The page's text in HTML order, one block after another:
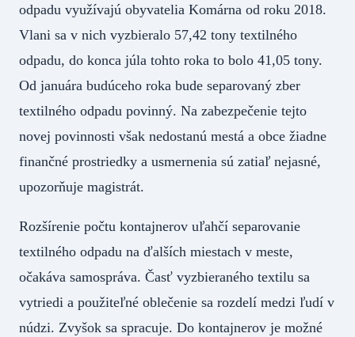
odpadu využívajú obyvatelia Komárna od roku 2018.
Vlani sa v nich vyzbieralo 57,42 tony textilného
odpadu, do konca júla tohto roka to bolo 41,05 tony.
Od januára budúceho roka bude separovaný zber
textilného odpadu povinný. Na zabezpečenie tejto
novej povinnosti však nedostanú mestá a obce žiadne
finančné prostriedky a usmernenia sú zatiaľ nejasné,
upozorňuje magistrát.
Rozšírenie počtu kontajnerov uľahčí separovanie
textilného odpadu na ďalších miestach v meste,
očakáva samospráva. Časť vyzbieraného textilu sa
vytriedi a použiteľné oblečenie sa rozdelí medzi ľudí v
núdzi. Zvyšok sa spracuje. Do kontajnerov je možné